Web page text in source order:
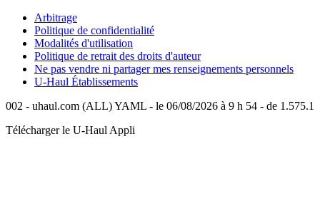
Arbitrage
Politique de confidentialité
Modalités d'utilisation
Politique de retrait des droits d'auteur
Ne pas vendre ni partager mes renseignements personnels
U-Haul Établissements
002 - uhaul.com (ALL) YAML - le 06/08/2026 à 9 h 54 - de 1.575.1
Télécharger le U-Haul Appli